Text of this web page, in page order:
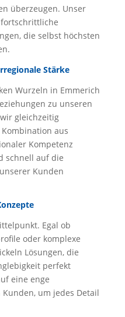
überzeugen. Unser
die selbst höchsten
Stärke
Wurzeln in Emmerich
zu unseren
gleichzeitig
aus
Kompetenz
schnell auf die
Kunden
Egal ob
oder komplexe
Lösungen, die
perfekt
eine enge
um jedes Detail